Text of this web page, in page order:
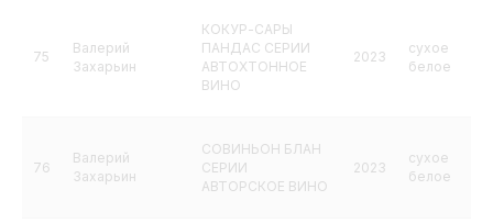
75
Валерий
Захарьин
КОКУР-САРЫ
ПАНДАС СЕРИИ
АВТОХТОННОЕ
ВИНО
2023
сухое
белое
76
Валерий
Захарьин
СОВИНЬОН БЛАН
СЕРИИ
АВТОРСКОЕ ВИНО
2023
сухое
белое